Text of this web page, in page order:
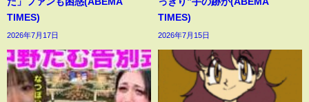
TIMES)
2026年7月17日
TIMES)
2026年7月15日